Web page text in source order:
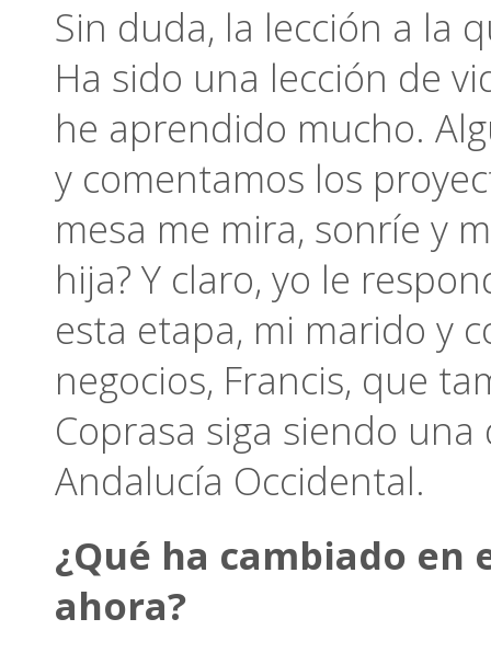
Sin duda, la lección a la
Ha sido una lección de
he aprendido mucho.
y comentamos los
mesa me mira, sonríe y
hija? Y claro, yo le
esta etapa, mi marido y
negocios, Francis, que
Coprasa siga siendo
Andalucía Occidental.
¿Qué ha cambiado en
ahora?